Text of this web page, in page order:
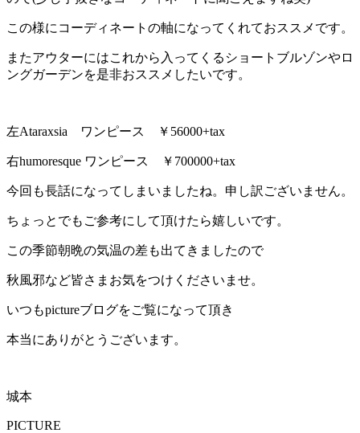
この様にコーディネートの軸になってくれておススメです。
またアウターにはこれから入ってくるショートブルゾンやロ
ングガーデンを是非おススメしたいです。
左Ataraxsia ワンピース ￥56000+tax
右humoresque ワンピース ￥700000+tax
今回も長話になってしまいましたね。申し訳ございません。
ちょっとでもご参考にして頂けたら嬉しいです。
この季節朝晩の気温の差も出てきましたので
秋風邪など皆さまお気をつけくださいませ。
いつもpictureブログをご覧になって頂き
本当にありがとうございます。
城本
PICTURE